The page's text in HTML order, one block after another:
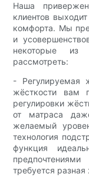
Наша
клиентов
комфорта. Мы
и
некоторые из
рассмотреть:
- Регулируемая
жёсткости вам
регулировки
от матраса
желаемый
технология
функция
требуется разная